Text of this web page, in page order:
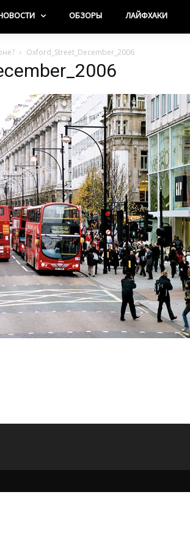
ОБЗОРЫ ЛАЙФХАКИ
Oxford_Street_December_2006